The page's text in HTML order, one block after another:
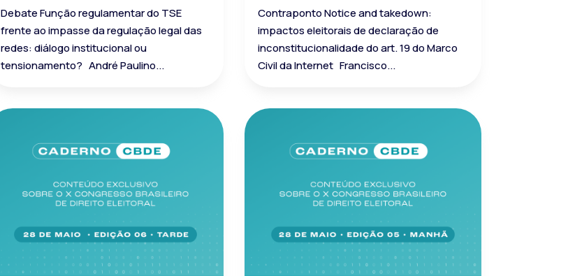
Debate Função regulamentar do TSE
frente ao impasse da regulação legal das
redes: diálogo institucional ou
tensionamento? André Paulino...
Contraponto Notice and takedown:
impactos eleitorais de declaração de
inconstitucionalidade do art. 19 do Marco
Civil da Internet Francisco...